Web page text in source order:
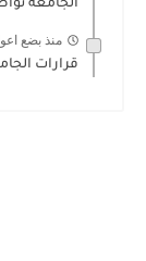
الجامعة
منذ بضع
قرارات